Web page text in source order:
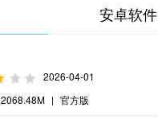
安卓软件
2026-04-01
2068.48M | 官方版